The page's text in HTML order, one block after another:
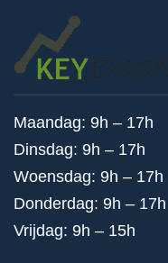
Maandag: 9h – 17h
Dinsdag: 9h – 17h
Woensdag: 9h – 17h
Donderdag: 9h – 17h
Vrijdag: 9h – 15h